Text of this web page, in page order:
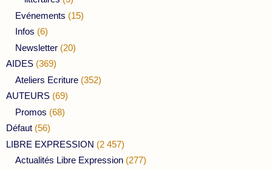
Evénements (15)
Infos (6)
Newsletter (20)
AIDES (369)
Ateliers Ecriture (352)
AUTEURS (69)
Promos (68)
Défaut (56)
LIBRE EXPRESSION (2 457)
Actualités Libre Expression (277)